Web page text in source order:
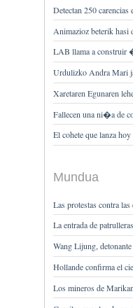
Detectan 250
Animazioz beterik hasi
LAB llama a construir
Urdulizko Andra Mari
Xaretaren Egunaren
Fallecen una ni�a de
El cohete que lanza
Mundua
Las protestas contra
La entrada de
Wang Lijung,
Hollande confirma el
Los mineros de